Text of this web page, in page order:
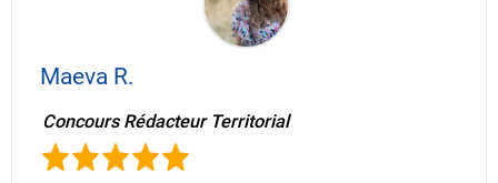
Maeva R.
Concours Rédacteur Territorial